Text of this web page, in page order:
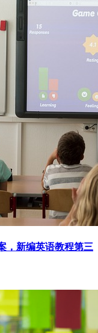
，新编英语教程第三